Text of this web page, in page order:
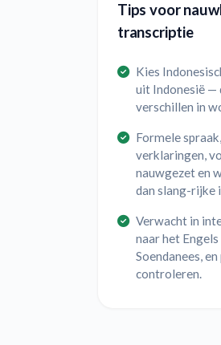
Tips voor
transcriptie
Kies
uit Indonesië —
verschillen in
Formele
verklaringen,
nauwgezet en
dan slang-rijke
Verwacht in
naar het
Soendanees,
controleren.